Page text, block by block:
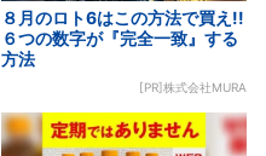
８月のロト6はこの方法で買え!!
６つの数字が『完全一致』する
方法
[PR]株式会社MURA